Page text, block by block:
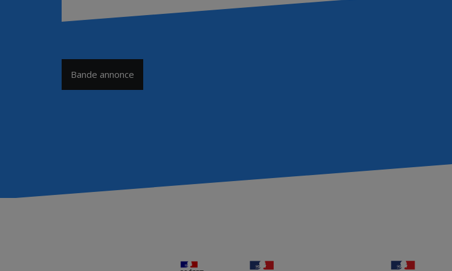
Navigation
de
Bande annonce